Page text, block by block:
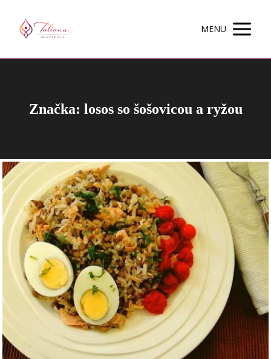
MENU
Značka: losos so šošovicou a ryžou